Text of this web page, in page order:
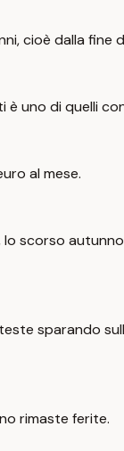
cioè dalla fine
uno di quelli
al mese.
scorso
sparando
rimaste ferite.